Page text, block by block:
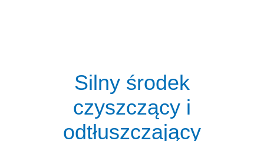
Silny środek
czyszczący i
odtłuszczający